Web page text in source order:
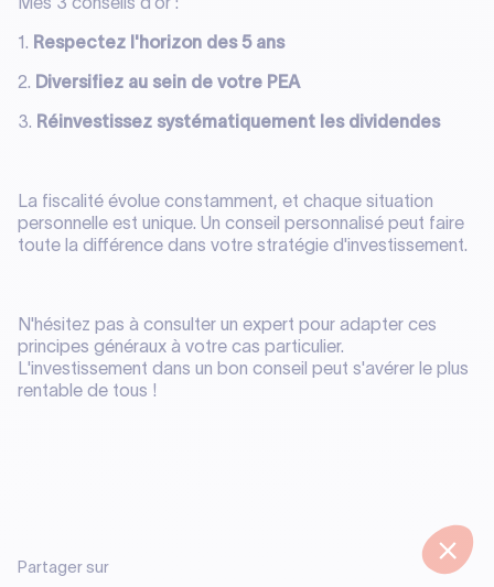
1. Respectez l'horizon des 5 ans
2. Diversifiez au sein de votre PEA
3. Réinvestissez systématiquement les dividendes
La fiscalité évolue constamment, et chaque situation
personnelle est unique. Un conseil personnalisé peut faire
toute la différence dans votre stratégie d'investissement.
N'hésitez pas à consulter un expert pour adapter ces
principes généraux à votre cas particulier.
L'investissement dans un bon conseil peut s'avérer le plus
rentable de tous !
Partager sur